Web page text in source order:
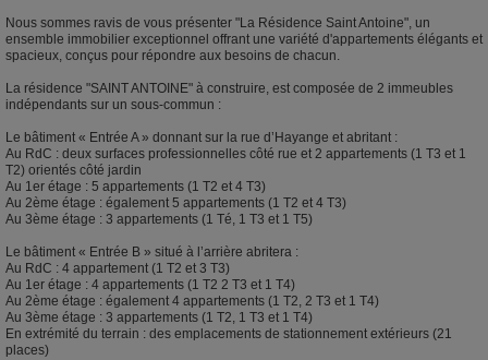
Nous sommes ravis de vous présenter "La Résidence Saint Antoine", un
ensemble immobilier exceptionnel offrant une variété d'appartements élégants et
spacieux, conçus pour répondre aux besoins de chacun.
La résidence "SAINT ANTOINE" à construire, est composée de 2 immeubles
indépendants sur un sous-commun :
Le bâtiment « Entrée A » donnant sur la rue d’Hayange et abritant :
Au RdC : deux surfaces professionnelles côté rue et 2 appartements (1 T3 et 1
T2) orientés côté jardin
Au 1er étage : 5 appartements (1 T2 et 4 T3)
Au 2ème étage : également 5 appartements (1 T2 et 4 T3)
Au 3ème étage : 3 appartements (1 Té, 1 T3 et 1 T5)
Le bâtiment « Entrée B » situé à l’arrière abritera :
Au RdC : 4 appartement (1 T2 et 3 T3)
Au 1er étage : 4 appartements (1 T2 2 T3 et 1 T4)
Au 2ème étage : également 4 appartements (1 T2, 2 T3 et 1 T4)
Au 3ème étage : 3 appartements (1 T2, 1 T3 et 1 T4)
En extrémité du terrain : des emplacements de stationnement extérieurs (21
places)